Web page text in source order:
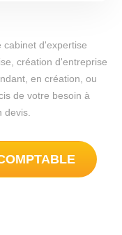
cabinet d'expertise
création d'entreprise
en création, ou
de votre besoin à
devis.